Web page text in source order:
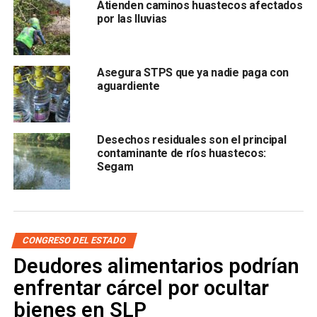
ruta de 19 kilómetros que conecta a Cerro de San Pedro,
lugar donde se fundó San Luis Potosí, con Armadillo de
los Infante, en donde se puede usar la bicicleta o dar un
buen paseo.
También destaca la nuevaruta ciclista en Real de
Catorce, justo en el Altiplano potosino, en donde se
capacitó a personal para emprender de guías y
privada.
Atienden caminos huastecos afectados
por las lluvias
Asegura STPS que ya nadie paga con
aguardiente
Desechos residuales son el principal
contaminante de ríos huastecos:
Segam
CONGRESO DEL ESTADO
Deudores alimentarios podrían
enfrentar cárcel por ocultar
bienes en SLP